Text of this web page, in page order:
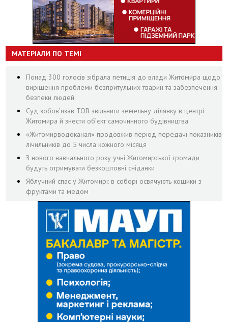
МАТЕРІАЛИ ПО ТЕМІ
Понад 300 голосів зібрала петиція до влади Житомира щодо
вирішення проблеми безпритульних тварин та забезпечення
безпеки людей
Суд зобов’язав ТОВ звільнити земельну ділянку в центрі
Житомира й знести об’єкт самочинного будівництва
«Житомирводоканал» продовжив період передачі показників
лічильників до 5 числа кожного місяця
З нового навчального року учні Житомирської громади
будуть отримувати безкоштовні сніданки
Яблучний спас у Житомирі: в соборі освячують кошики з
фруктами та медом